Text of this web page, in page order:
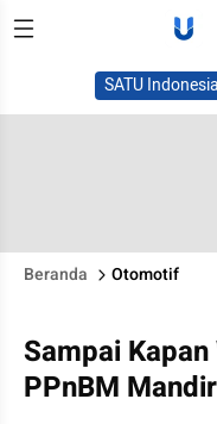
SATU
Beranda Otomotif
Sampai
PPnBM